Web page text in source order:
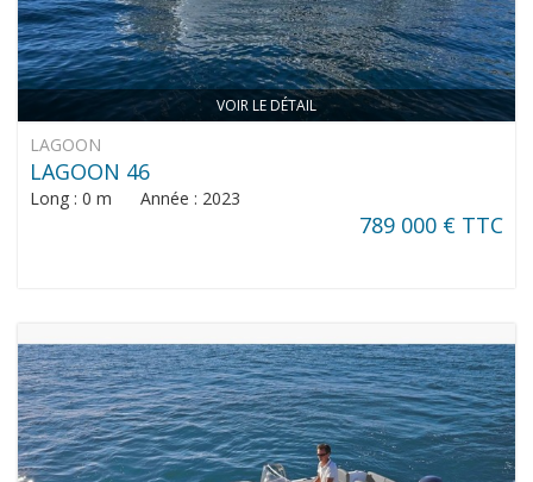
VOIR LE DÉTAIL
LAGOON
LAGOON 46
Long : 0 m Année : 2023
789 000 € TTC